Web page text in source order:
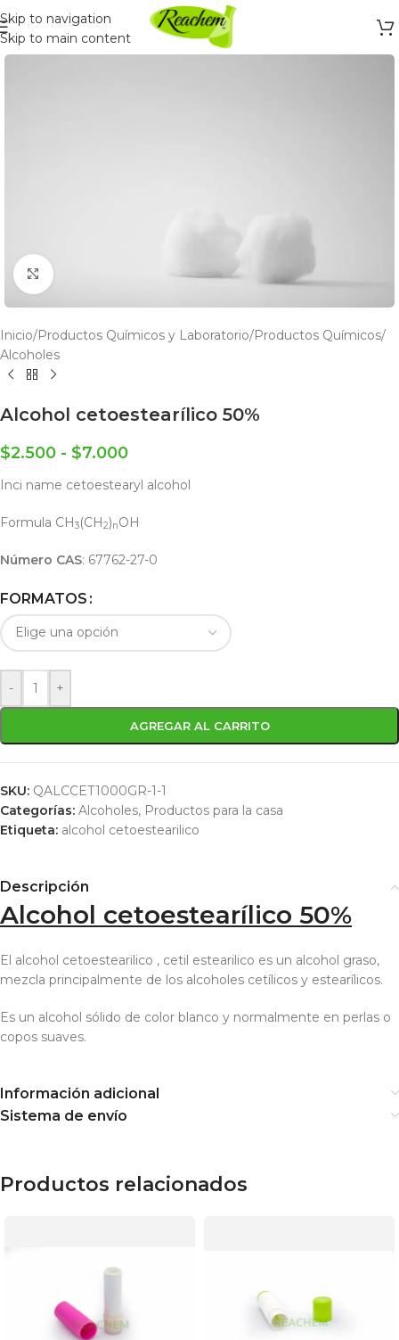
Skip to navigation
Skip to main content
Click to enlarge
Inicio/Productos Químicos y Laboratorio/Productos Químicos/
Alcoholes
Alcohol cetoestearílico 50%
$2.500 - $7.000
Inci name cetoestearyl alcohol
Formula CH3(CH2)nOH
Número CAS‎: ‎67762-27-0
FORMATOS
- +
AGREGAR AL CARRITO
SKU: QALCCET1000GR-1-1
Categorías: Alcoholes, Productos para la casa
Etiqueta: alcohol cetoestearilico
Descripción
Alcohol cetoestearílico 50%
El alcohol cetoestearilico , cetil estearilico es un alcohol graso,
mezcla principalmente de los alcoholes cetílicos y estearílicos.
Es un alcohol sólido de color blanco y normalmente en perlas o
copos suaves.
Información adicional
Sistema de envío
Productos relacionados